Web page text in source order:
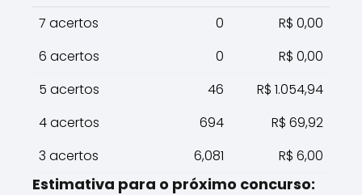
7 acertos
0
R$ 0,00
6 acertos
0
R$ 0,00
5 acertos
46
R$ 1.054,94
4 acertos
694
R$ 69,92
3 acertos
6,081 R$ 6,00
Estimativa para o próximo concurso: